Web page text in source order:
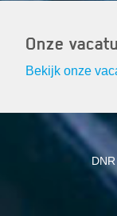
Onze
Bekijk onze
DNR